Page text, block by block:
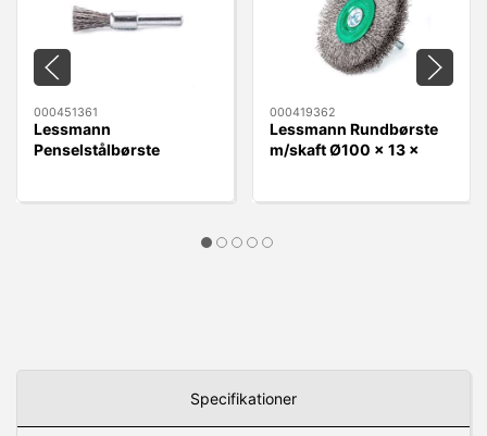
000451361
Lessmann
Penselstålbørste
000419362
Lessmann Rundbørste
m/skaft Ø100 x 13 x
Specifikationer